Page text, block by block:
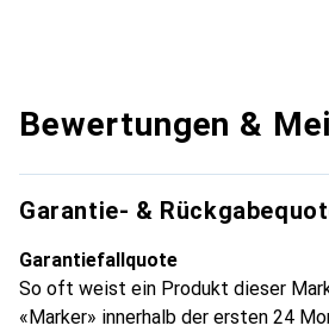
Bewertungen &
Garantie- &
Garantiefallquote
So oft weist ein Produkt dieser
«Marker» innerhalb der ersten 24